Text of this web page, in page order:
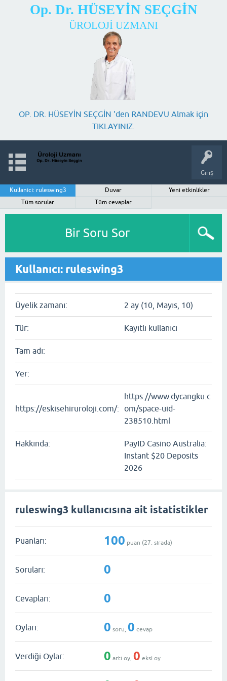
Op. Dr. HÜSEYİN SEÇGİN
ÜROLOJİ UZMANI
OP. DR. HÜSEYİN SEÇGİN 'den RANDEVU Almak için
TIKLAYINIZ.
Giriş
Kullanıcı: ruleswing3 Duvar
Yeni etkinlikler
Tüm sorular
Tüm cevaplar
Bir Soru Sor
Kullanıcı: ruleswing3
Üyelik zamanı: 2 ay (10, Mayıs, 10)
Tür: Kayıtlı kullanıcı
Tam adı:
Yer:
https://eskisehiruroloji.com/:
https://www.dycangku.c
om/space-uid-
238510.html
Hakkında:
PayID Casino Australia:
Instant $20 Deposits
2026
ruleswing3 kullanıcısına ait istatistikler
Puanları: 100 puan (27 . sırada)
Soruları: 0
Cevapları: 0
Oyları: 0 soru, 0 cevap
Verdiği Oylar: 0 artı oy, 0 eksi oy